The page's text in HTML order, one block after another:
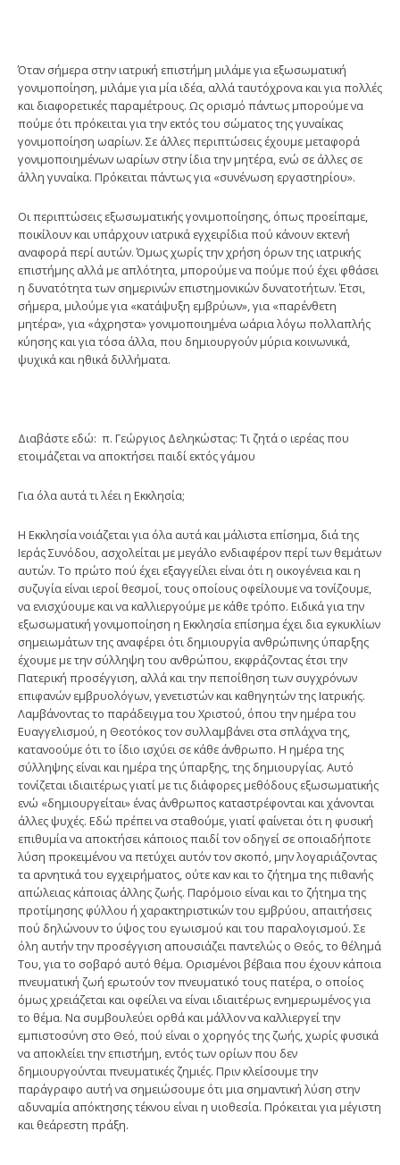
Όταν σήμερα στην ιατρική επιστήμη μιλάμε για εξωσωματική
γονιμοποίηση, μιλάμε για μία ιδέα, αλλά ταυτόχρονα και για πολλές
και διαφορετικές παραμέτρους. Ως ορισμό πάντως μπορούμε να
πούμε ότι πρόκειται για την εκτός του σώματος της γυναίκας
γονιμοποίηση ωαρίων. Σε άλλες περιπτώσεις έχουμε μεταφορά
γονιμοποιημένων ωαρίων στην ίδια την μητέρα, ενώ σε άλλες σε
άλλη γυναίκα. Πρόκειται πάντως για «συνένωση εργαστηρίου».
Οι περιπτώσεις εξωσωματικής γονιμοποίησης, όπως προείπαμε,
ποικίλουν και υπάρχουν ιατρικά εγχειρίδια πού κάνουν εκτενή
αναφορά περί αυτών. Όμως χωρίς την χρήση όρων της ιατρικής
επιστήμης αλλά με απλότητα, μπορούμε να πούμε πού έχει φθάσει
η δυνατότητα των σημερινών επιστημονικών δυνατοτήτων. Έτσι,
σήμερα, μιλούμε για «κατάψυξη εμβρύων», για «παρένθετη
μητέρα», για «άχρηστα» γονιμοποιημένα ωάρια λόγω πολλαπλής
κύησης και για τόσα άλλα, που δημιουργούν μύρια κοινωνικά,
ψυχικά και ηθικά διλλήματα.
Διαβάστε εδώ: π. Γεώργιος Δεληκώστας: Τι ζητά ο ιερέας που
ετοιμάζεται να αποκτήσει παιδί εκτός γάμου
Για όλα αυτά τι λέει η Εκκλησία;
Η Εκκλησία νοιάζεται για όλα αυτά και μάλιστα επίσημα, διά της
Ιεράς Συνόδου, ασχολείται με μεγάλο ενδιαφέρον περί των θεμάτων
αυτών. Το πρώτο πού έχει εξαγγείλει είναι ότι η οικογένεια και η
συζυγία είναι ιεροί θεσμοί, τους οποίους οφείλουμε να τονίζουμε,
να ενισχύουμε και να καλλιεργούμε με κάθε τρόπο. Ειδικά για την
εξωσωματική γονιμοποίηση η Εκκλησία επίσημα έχει δια εγκυκλίων
σημειωμάτων της αναφέρει ότι δημιουργία ανθρώπινης ύπαρξης
έχουμε με την σύλληψη του ανθρώπου, εκφράζοντας έτσι την
Πατερική προσέγγιση, αλλά και την πεποίθηση των συγχρόνων
επιφανών εμβρυολόγων, γενετιστών και καθηγητών της Ιατρικής.
Λαμβάνοντας το παράδειγμα του Χριστού, όπου την ημέρα του
Ευαγγελισμού, η Θεοτόκος τον συλλαμβάνει στα σπλάχνα της,
κατανοούμε ότι το ίδιο ισχύει σε κάθε άνθρωπο. Η ημέρα της
σύλληψης είναι και ημέρα της ύπαρξης, της δημιουργίας. Αυτό
τονίζεται ιδιαιτέρως γιατί με τις διάφορες μεθόδους εξωσωματικής
ενώ «δημιουργείται» ένας άνθρωπος καταστρέφονται και χάνονται
άλλες ψυχές. Εδώ πρέπει να σταθούμε, γιατί φαίνεται ότι η φυσική
επιθυμία να αποκτήσει κάποιος παιδί τον οδηγεί σε οποιαδήποτε
λύση προκειμένου να πετύχει αυτόν τον σκοπό, μην λογαριάζοντας
τα αρνητικά του εγχειρήματος, ούτε καν και το ζήτημα της πιθανής
απώλειας κάποιας άλλης ζωής. Παρόμοιο είναι και το ζήτημα της
προτίμησης φύλλου ή χαρακτηριστικών του εμβρύου, απαιτήσεις
πού δηλώνουν το ύψος του εγωισμού και του παραλογισμού. Σε
όλη αυτήν την προσέγγιση απουσιάζει παντελώς ο Θεός, το θέλημά
Του, για το σοβαρό αυτό θέμα. Ορισμένοι βέβαια που έχουν κάποια
πνευματική ζωή ερωτούν τον πνευματικό τους πατέρα, ο οποίος
όμως χρειάζεται και οφείλει να είναι ιδιαιτέρως ενημερωμένος για
το θέμα. Να συμβουλεύει ορθά και μάλλον να καλλιεργεί την
εμπιστοσύνη στο Θεό, πού είναι ο χορηγός της ζωής, χωρίς φυσικά
να αποκλείει την επιστήμη, εντός των ορίων που δεν
δημιουργούνται πνευματικές ζημιές. Πριν κλείσουμε την
παράγραφο αυτή να σημειώσουμε ότι μια σημαντική λύση στην
αδυναμία απόκτησης τέκνου είναι η υιοθεσία. Πρόκειται για μέγιστη
και θεάρεστη πράξη.